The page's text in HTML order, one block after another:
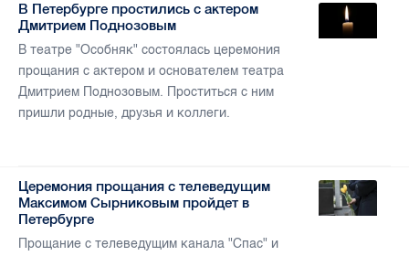
В Петербурге простились с актером
Дмитрием Поднозовым
В театре "Особняк" состоялась церемония
прощания с актером и основателем театра
Дмитрием Поднозовым. Проститься с ним
пришли родные, друзья и коллеги.
Церемония прощания с телеведущим
Максимом Сырниковым пройдет в
Петербурге
Прощание с телеведущим канала "Спас" и